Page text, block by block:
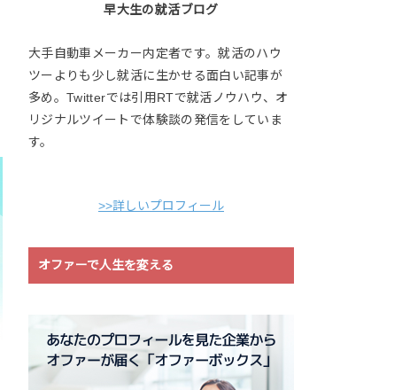
早大生の就活ブログ
大手自動車メーカー内定者です。就活のハウ
ツーよりも少し就活に生かせる面白い記事が
多め。Twitterでは引用RTで就活ノウハウ、オ
リジナルツイートで体験談の発信をしていま
す。
>>詳しいプロフィール
オファーで人生を変える